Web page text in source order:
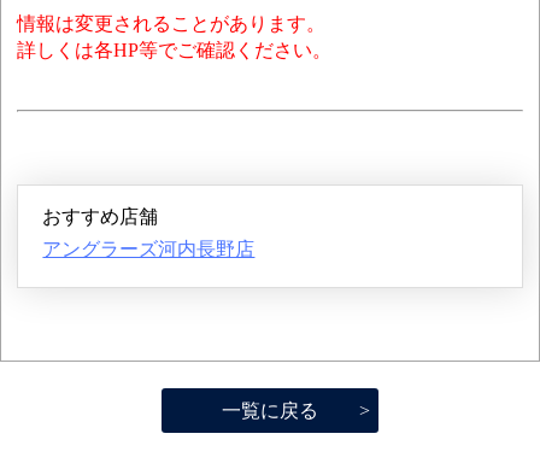
情報は変更されることがあります。
詳しくは各HP等でご確認ください。
おすすめ店舗
アングラーズ河内長野店
一覧に戻る